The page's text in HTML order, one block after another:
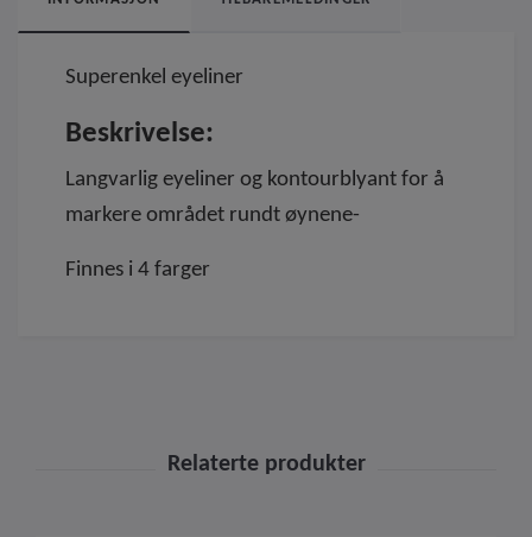
Superenkel eyeliner
Beskrivelse:
Langvarlig eyeliner og kontourblyant for å
markere området rundt øynene-
Finnes i 4 farger